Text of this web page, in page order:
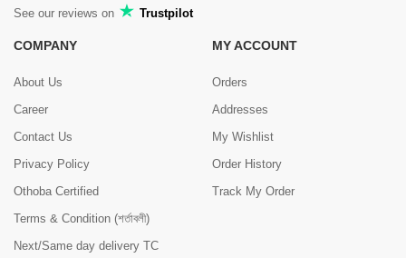
See our reviews on Trustpilot
COMPANY
About Us
Career
Contact Us
Privacy Policy
Othoba Certified
Terms & Condition (শর্তাবলী)
Next/Same day delivery TC
MY ACCOUNT
Orders
Addresses
My Wishlist
Order History
Track My Order